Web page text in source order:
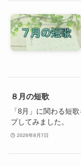
８月の短歌
「8月」に関わる短
プしてみました。
2026年8月7日